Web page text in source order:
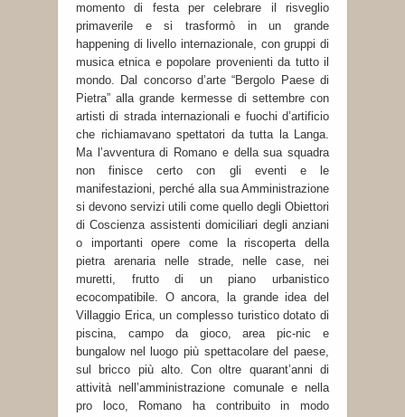
momento di festa per celebrare il risveglio
primaverile e si trasformò in un grande
happening di livello internazionale, con gruppi di
musica etnica e popolare provenienti da tutto il
mondo. Dal concorso d’arte “Bergolo Paese di
Pietra” alla grande kermesse di settembre con
artisti di strada internazionali e fuochi d’artificio
che richiamavano spettatori da tutta la Langa.
Ma l’avventura di Romano e della sua squadra
non finisce certo con gli eventi e le
manifestazioni, perché alla sua Amministrazione
si devono servizi utili come quello degli Obiettori
di Coscienza assistenti domiciliari degli anziani
o importanti opere come la riscoperta della
pietra arenaria nelle strade, nelle case, nei
muretti, frutto di un piano urbanistico
ecocompatibile. O ancora, la grande idea del
Villaggio Erica, un complesso turistico dotato di
piscina, campo da gioco, area pic-nic e
bungalow nel luogo più spettacolare del paese,
sul bricco più alto. Con oltre quarant’anni di
attività nell’amministrazione comunale e nella
pro loco, Romano ha contribuito in modo